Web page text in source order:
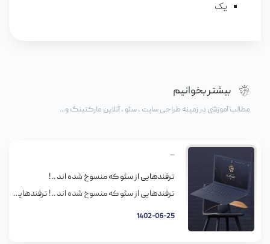
یک
بیشتر بخوانیم
مطالب آموزشی در زمینه طراحی سایت ، سئو ، آنلاین مارکتینگ و...
ترفندهایی از سئو که منسوخ شده اند .. !
ترفندهایی از سئو که منسوخ شده اند .. ! ترفندهایی از سئو که منسوخ شده اند .. ! بیشتر بخوانید … چطور محتوای سایت را برای بهتر رتبه گرفتن بر روی موتورهای جستجو بهینه کنیم؟
1402-06-25